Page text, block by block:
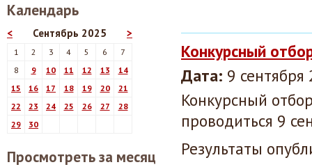
Календарь
< >
Сентябрь 2025
1 2 3 4 5 6
7
8
9 10 11 12 13
14
15
16 17 18 19 20
21
22
23 24 25 26 27
28
29
30
Просмотреть за месяц
Конкурсный
Дата: 9
Конкурсный
проводиться 9
Результаты